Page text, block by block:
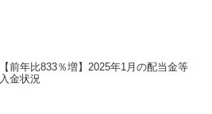
【前年比833％増】2025年1月の配当金等
入金状況